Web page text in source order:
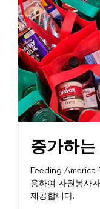
GIS로 서비스 제공
증가하
Feeding America
용하여 자원봉사
제공합니다.